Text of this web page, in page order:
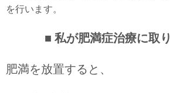
を行います。
■ 私が肥満症治療に取
肥満を放置すると、